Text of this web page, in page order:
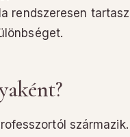
rendszeresen tartasz
származik.